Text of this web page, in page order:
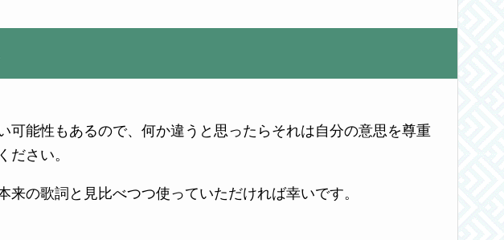
可能性もあるので、何か違うと思ったらそれは自分の意思を尊重
ださい。
来の歌詞と見比べつつ使っていただければ幸いです。